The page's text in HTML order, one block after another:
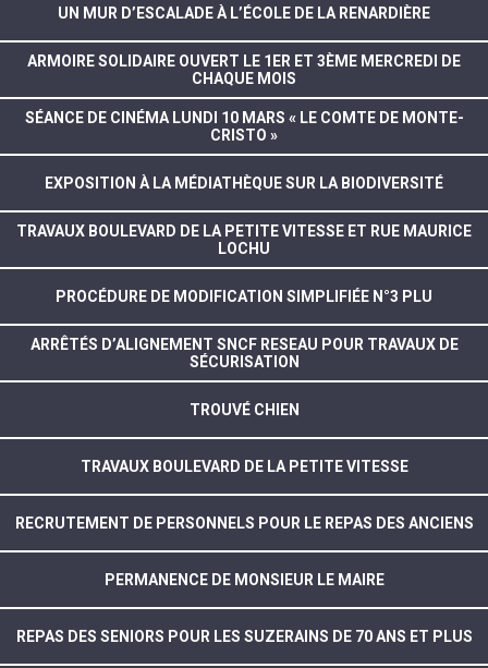
UN MUR D’ESCALADE À L’ÉCOLE DE LA RENARDIÈRE
ARMOIRE SOLIDAIRE OUVERT LE 1ER ET 3ÈME MERCREDI DE
CHAQUE MOIS
SÉANCE DE CINÉMA LUNDI 10 MARS « LE COMTE DE MONTE-
CRISTO »
EXPOSITION À LA MÉDIATHÈQUE SUR LA BIODIVERSITÉ
TRAVAUX BOULEVARD DE LA PETITE VITESSE ET RUE MAURICE
LOCHU
PROCÉDURE DE MODIFICATION SIMPLIFIÉE N°3 PLU
ARRÊTÉS D’ALIGNEMENT SNCF RESEAU POUR TRAVAUX DE
SÉCURISATION
TROUVÉ CHIEN
TRAVAUX BOULEVARD DE LA PETITE VITESSE
RECRUTEMENT DE PERSONNELS POUR LE REPAS DES ANCIENS
PERMANENCE DE MONSIEUR LE MAIRE
REPAS DES SENIORS POUR LES SUZERAINS DE 70 ANS ET PLUS